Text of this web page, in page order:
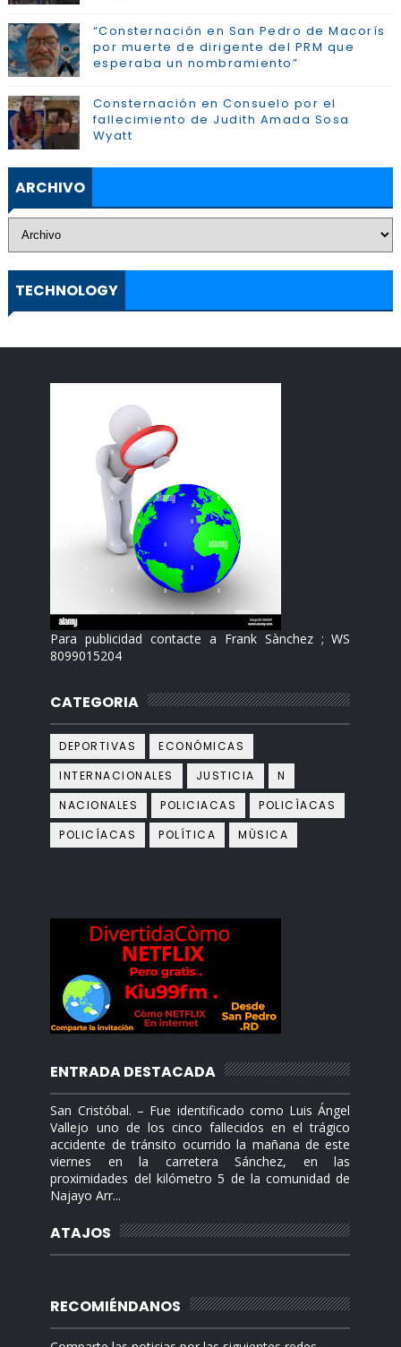
“Consternación en San Pedro de Macorís
por muerte de dirigente del PRM que
esperaba un nombramiento”
Consternación en Consuelo por el
fallecimiento de Judith Amada Sosa
Wyatt
ARCHIVO
TECHNOLOGY
Para publicidad contacte a Frank Sànchez ; WS
8099015204
CATEGORIA
DEPORTIVAS
ECONÓMICAS
INTERNACIONALES
JUSTICIA
N
NACIONALES
POLICIACAS
POLICÌACAS
POLICÍACAS
POLÍTICA MÙSICA
ENTRADA DESTACADA
San Cristóbal. – Fue identificado como Luis Ángel
Vallejo uno de los cinco fallecidos en el trágico
accidente de tránsito ocurrido la mañana de este
viernes en la carretera Sánchez, en las
proximidades del kilómetro 5 de la comunidad de
Najayo Arr...
ATAJOS
RECOMIÉNDANOS